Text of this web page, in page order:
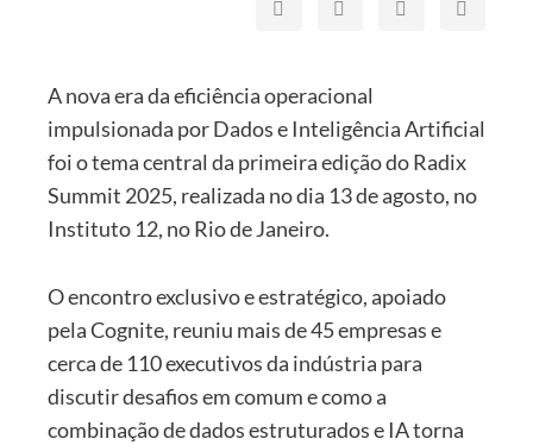
A nova era da eficiência operacional
impulsionada por Dados e Inteligência Artificial
foi o tema central da primeira edição do Radix
Summit 2025, realizada no dia 13 de agosto, no
Instituto 12, no Rio de Janeiro.
O encontro exclusivo e estratégico, apoiado
pela Cognite, reuniu mais de 45 empresas e
cerca de 110 executivos da indústria para
discutir desafios em comum e como a
combinação de dados estruturados e IA torna